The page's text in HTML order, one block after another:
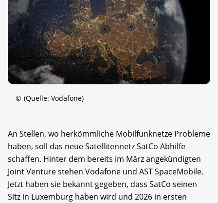
© (Quelle: Vodafone)
An Stellen, wo herkömmliche Mobilfunknetze Probleme
haben, soll das neue Satellitennetz SatCo Abhilfe
schaffen. Hinter dem bereits im März angekündigten
Joint Venture stehen Vodafone und AST SpaceMobile.
Jetzt haben sie bekannt gegeben, dass SatCo seinen
Sitz in Luxemburg haben wird und 2026 in ersten